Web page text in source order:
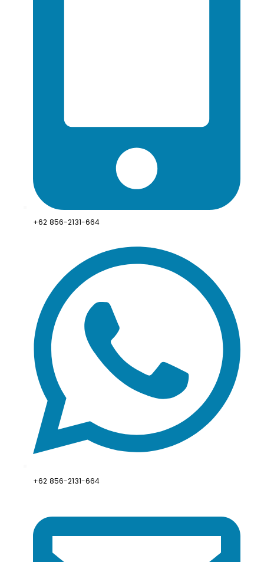
+62 856-2131-664
+62 856-2131-664